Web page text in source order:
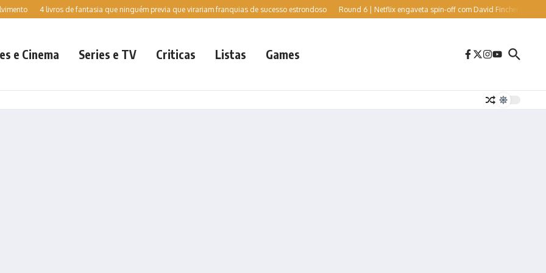
4 livros de fantasia que ninguém previa que virariam franquias de sucesso estrondoso Round 6 | Netflix engaveta spin-off com David Fincher e Cate
e Cinema Series e TV Criticas Listas Games